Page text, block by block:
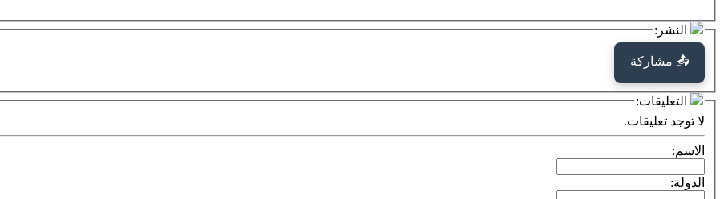
النشر:
📤 مشاركة
التعليقات:
لا توجد تعليقات.
الاسم:
الدولة: